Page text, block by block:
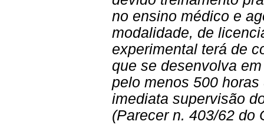
no ensino médico e
modalidade, de
experimental terá de
que se desenvolva
pelo menos 500
imediata supervisão
(Parecer n. 403/62 do